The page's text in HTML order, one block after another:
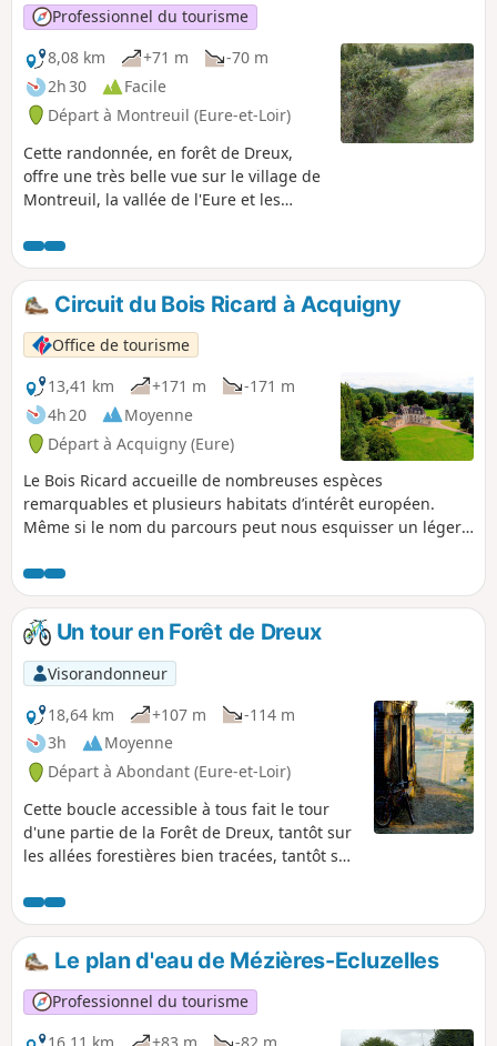
Professionnel du tourisme
8,08 km
+71 m
-70 m
2h 30
Facile
Départ à Montreuil (Eure-et-Loir)
Cette randonnée, en forêt de Dreux,
offre une très belle vue sur le village de
Montreuil, la vallée de l'Eure et les
de l'Avre alimentant en eau potable la
ville de Paris. Venez découvrir un
itinéraire de randonnée en forêt
domaniale de Dreux, après un effort
sportif, pour monter sur le coteau par
une sente très agréable, après avoir
passé le pont sur l'Eure.
Circuit du Bois Ricard à Acquigny
Office de tourisme
13,41 km
+171 m
-171 m
4h 20
Moyenne
Départ à Acquigny (Eure)
Le Bois Ricard accueille de nombreuses espèces
remarquables et plusieurs habitats d’intérêt européen.
Même si le nom du parcours peut nous esquisser un léger
parcourir dans la vallée de l’Eure. Idéal en toute saison,
vous profiterez à la fois du charme du village d’Acquigny et
des palettes de couleurs offertes par une nature préservée.
Un tour en Forêt de Dreux
Visorandonneur
18,64 km
+107 m
-114 m
3h
Moyenne
Départ à Abondant (Eure-et-Loir)
Cette boucle accessible à tous fait le tour
d'une partie de la Forêt de Dreux, tantôt sur
les allées forestières bien tracées, tantôt sur
de l'Eure mais en évitant toute dénivellation
importante et passe par quelques lieux
caractéristiques de cette forêt.
Le plan d'eau de Mézières-Ecluzelles
Professionnel du tourisme